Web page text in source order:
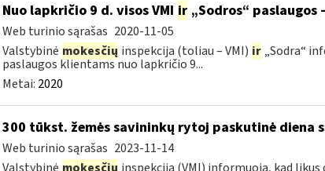
Nuo lapkričio 9 d. visos VMI ir„Sodros“
Web turinio sąrašas 2020-11-05
Valstybinė mokesčių inspekcija (toliau – VMI) ir „Sodra“
paslaugos klientams nuo lapkričio 9...
Metai: 2020
300 tūkst. žemės savininkų rytoj paskutinė diena
Web turinio sąrašas 2023-11-14